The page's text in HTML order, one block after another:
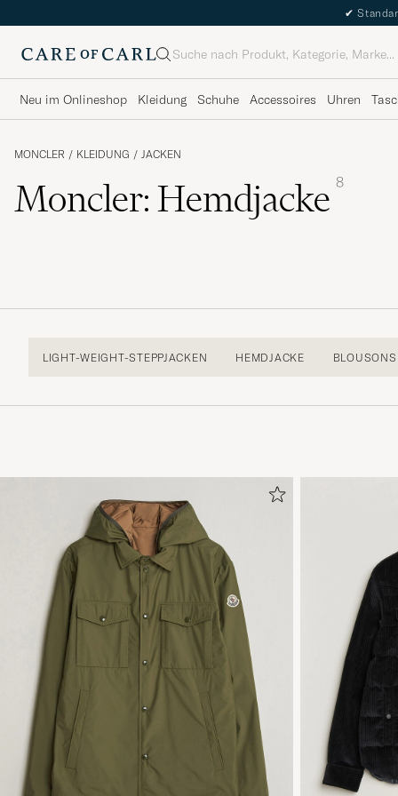
✔
Suche
Neu im Onlineshop Kleidung Schuhe Accessoires Uhren
MONCLER / KLEIDUNG / JACKEN
Moncler: Hemdjacke 8
LIGHT-WEIGHT-STEPPJACKEN HEMDJACKE BLOUSONS